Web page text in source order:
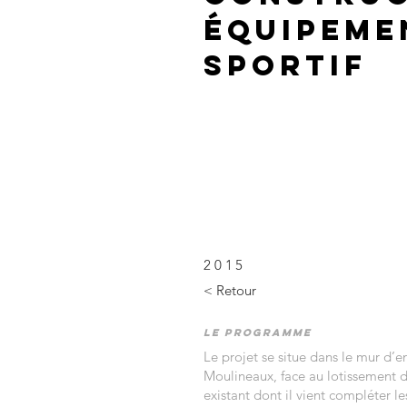
sportif
2015
< Retour
Le programme
Le projet se situe dans le mur
Moulineaux, face au lotissement
existant dont il vient compléter